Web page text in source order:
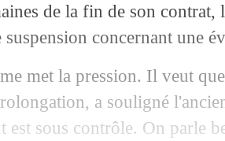
de la fin de son contrat,
concernant une
met la pression. Il veut
a souligné
est sous contrôle. On parle
de Pirlo
: Tuchel sent son équipe
n'a envoyé aucun